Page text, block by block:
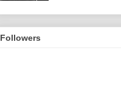
Followers